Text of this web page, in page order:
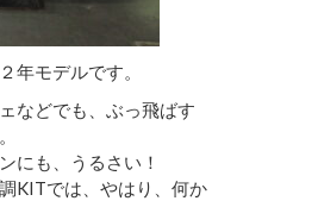
モデルです。
などでも、ぶっ飛ばす
にも、うるさい！
KITでは、やはり、何か